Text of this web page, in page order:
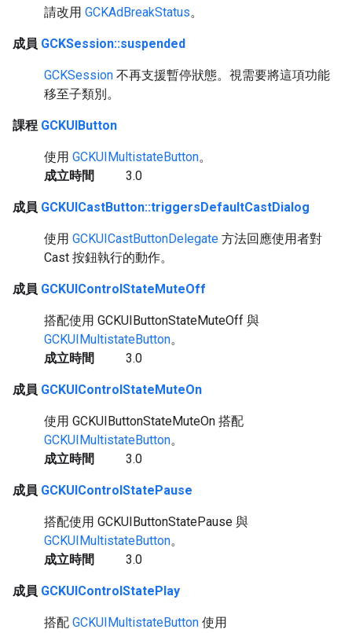
請改用 GCKAdBreakStatus。
成員 GCKSession::suspended
GCKSession 不再支援暫停狀態。視需要將這項功能
移至子類別。
課程 GCKUIButton
使用 GCKUIMultistateButton。
成立時間
3.0
成員 GCKUICastButton::triggersDefaultCastDialog
使用 GCKUICastButtonDelegate 方法回應使用者對
Cast 按鈕執行的動作。
成員 GCKUIControlStateMuteOff
搭配使用 GCKUIButtonStateMuteOff 與
GCKUIMultistateButton。
成立時間
3.0
成員 GCKUIControlStateMuteOn
使用 GCKUIButtonStateMuteOn 搭配
GCKUIMultistateButton。
成立時間
3.0
成員 GCKUIControlStatePause
搭配使用 GCKUIButtonStatePause 與
GCKUIMultistateButton。
成立時間
3.0
成員 GCKUIControlStatePlay
搭配 GCKUIMultistateButton 使用